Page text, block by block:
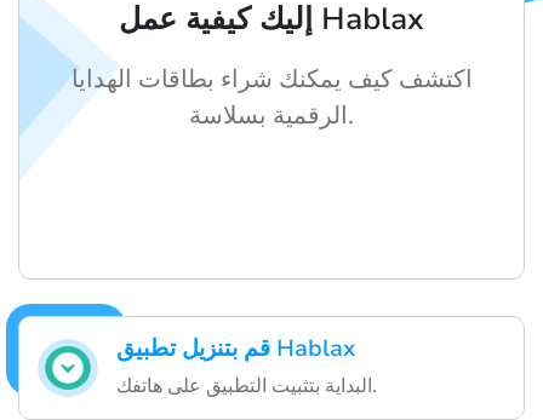
قم بتنزيل تطبيق Hablax
البداية بتثبيت التطبيق على هاتفك.
إليك كيفية عمل Hablax
اكتشف كيف يمكنك شراء بطاقات الهدايا
الرقمية بسلاسة.